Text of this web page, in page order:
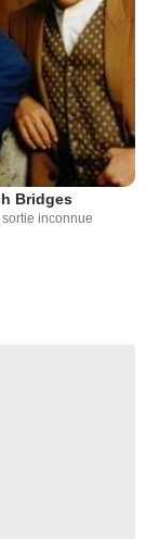
Bridges
sortie inconnue